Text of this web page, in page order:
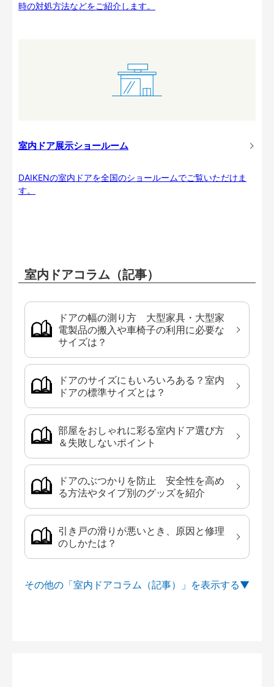
時の対処方法などをご紹介します。
室内ドア展示ショールーム
DAIKENの室内ドアを全国のショールームでご覧いただけま
す。
室内ドアコラム（記事）
ドアの幅の測り方 大型家具・大型家
電製品の搬入や車椅子の利用に必要な
サイズは？
ドアのサイズにもいろいろある？室内
ドアの標準サイズとは？
部屋をおしゃれに彩る室内ドア選び方
＆失敗しないポイント
ドアのぶつかりを防止 安全性を高め
る方法やタイプ別のグッズを紹介
引き戸の滑りが悪いとき、原因と修理
のしかたは？
その他の「室内ドアコラム（記事）」を